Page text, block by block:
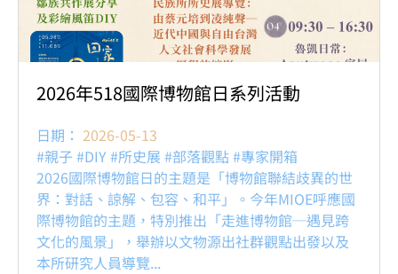
2026年518國際博物館日系列活動
日期： 2026-05-13
#親子 #DIY #所史展 #部落觀點 #專家開箱
2026國際博物館日的主題是「博物館聯結歧異的世
界：對話、諒解、包容、和平」。今年MIOE呼應國
際博物館的主題，特別推出「走進博物館─遇見跨
文化的風景」，舉辦以文物源出社群觀點出發以及
本所研究人員導覽...